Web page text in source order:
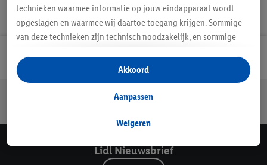
Lidl Nieuwsbrief
Jouw voordelen bij ons als Lidl webshop klant
Lidl Nieuwsbrief
technieken waarmee informatie op jouw eindapparaat wordt
opgeslagen en waarmee wij daartoe toegang krijgen. Sommige
van deze technieken zijn technisch noodzakelijk, en sommige
opslaan van voorkeursinstellingen, het verzamelen en
analyseren van statistieken of voor het tonen van
gepersonaliseerde reclame binnen en buiten de Lidl-diensten.
gegevens over jouw aankoopgedrag in de winkel ook voor de
Als je hier toestemming geeft aan ons voor het personaliseren
Weigeren
Aanpassen
Akkoord